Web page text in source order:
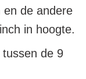
en de andere
in hoogte.
de 9